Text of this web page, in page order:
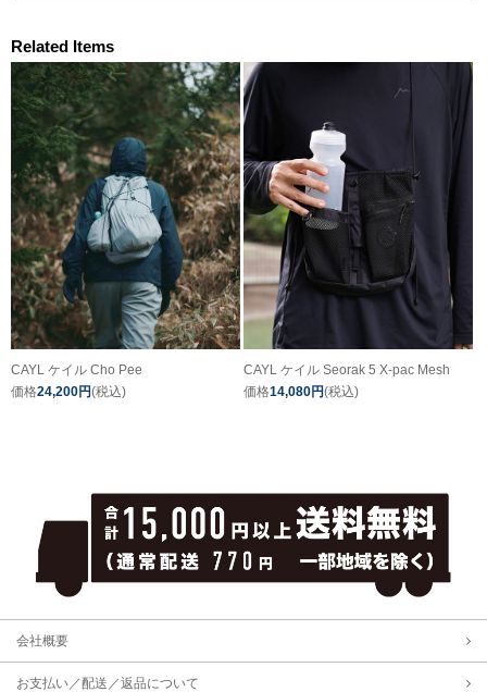
Related Items
CAYL ケイル Cho Pee
価格24,200円(税込)
CAYL ケイル Seorak 5 X-pac Mesh
価格14,080円(税込)
会社概要
お支払い／配送／返品について